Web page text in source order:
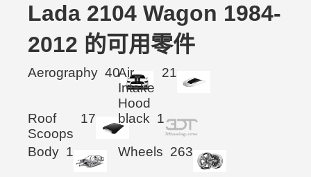
Lada 2104 Wagon 1984-
2012 的可用零件
Aerography 40Air
Intake
Hood
21
Roof
Scoops
17 black 1
Body 1 Wheels 263